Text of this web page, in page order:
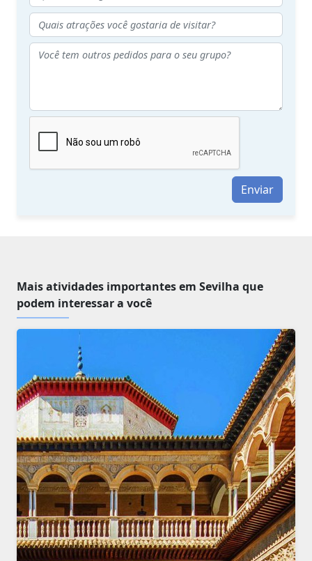
Enviar
Mais atividades importantes em Sevilha que
podem interessar a você